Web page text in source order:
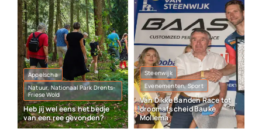
Appelscha
Natuur, Nationaal Park Drents-
Friese Wold
Heb jij wel eens het bedje
van een ree gevonden?
Steenwijk
Evenementen, Sport
Van Dikke Banden Race tot
droomafscheid Bauke
Mollema